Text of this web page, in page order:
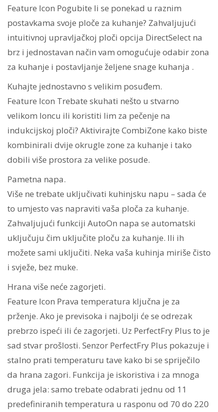
Feature Icon Pogubite li se ponekad u raznim
postavkama svoje ploče za kuhanje? Zahvaljujući
intuitivnoj upravljačkoj ploči opcija DirectSelect na
brz i jednostavan način vam omogućuje odabir zona
za kuhanje i postavljanje željene snage kuhanja .
Kuhajte jednostavno s velikim posuđem.
Feature Icon Trebate skuhati nešto u stvarno
velikom loncu ili koristiti lim za pečenje na
indukcijskoj ploči? Aktivirajte CombiZone kako biste
kombinirali dvije okrugle zone za kuhanje i tako
dobili više prostora za velike posude.
Pametna napa.
Više ne trebate uključivati kuhinjsku napu – sada će
to umjesto vas napraviti vaša ploča za kuhanje.
Zahvaljujući funkciji AutoOn napa se automatski
uključuju čim uključite ploču za kuhanje. Ili ih
možete sami uključiti. Neka vaša kuhinja miriše čisto
i svježe, bez muke.
Hrana više neće zagorjeti.
Feature Icon Prava temperatura ključna je za
prženje. Ako je previsoka i najbolji će se odrezak
prebrzo ispeći ili će zagorjeti. Uz PerfectFry Plus to je
sad stvar prošlosti. Senzor PerfectFry Plus pokazuje i
stalno prati temperaturu tave kako bi se spriječilo
da hrana zagori. Funkcija je iskoristiva i za mnoga
druga jela: samo trebate odabrati jednu od 11
predefiniranih temperatura u rasponu od 70 do 220